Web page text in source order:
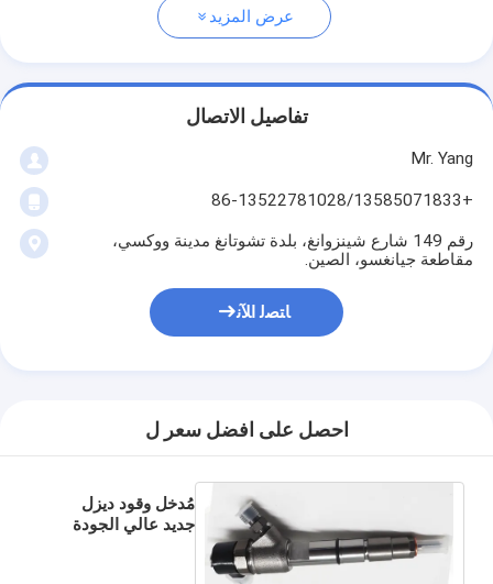
عرض المزيد
تفاصيل الاتصال
Mr. Yang
+86-13522781028/13585071833
رقم 149 شارع شينزوانغ، بلدة تشوتانغ مدينة ووكسي،
مقاطعة جيانغسو، الصين.
ﺎﺘﺼﻟ ﺍﻶﻧ
احصل على افضل سعر ل
مُدخل وقود ديزل
جديد عالي الجودة